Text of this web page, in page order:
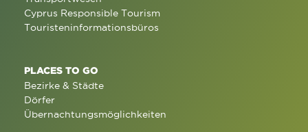
Cyprus Responsible Tourism
Touristeninformationsbüros
PLACES TO GO
Bezirke & Städte
Dörfer
Übernachtungsmöglichkeiten